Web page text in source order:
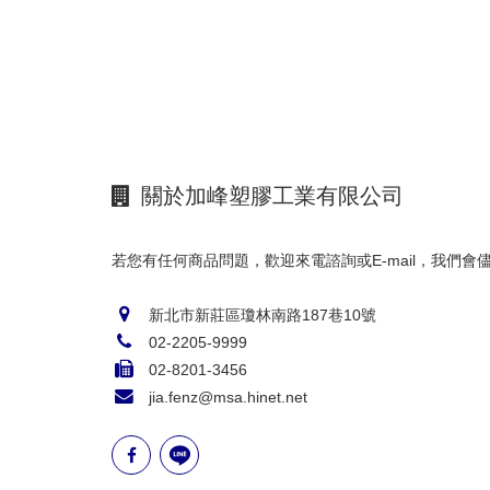
關於加峰塑膠工業有限公司
若您有任何商品問題，歡迎來電諮詢或E-mail，我們會儘
新北市新莊區瓊林南路187巷10號
02-2205-9999
02-8201-3456
jia.fenz@msa.hinet.net